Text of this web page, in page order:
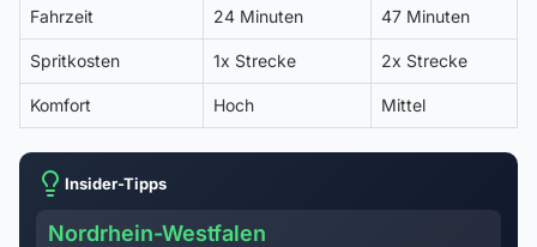
Fahrzeit 24 Minuten 47 Minuten
Spritkosten 1x Strecke 2x Strecke
Komfort Hoch Mittel
Insider-Tipps
Nordrhein-Westfalen